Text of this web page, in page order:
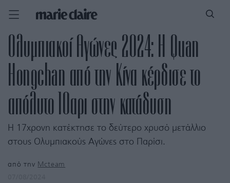
Ολυμπιακοί Αγώνες 2024: H Quan
Hongchan από την Κίνα κέρδισε το
απόλυτο 10αρι στην κατάδυση
Η 17χρονη κατέκτησε το δεύτερο χρυσό μετάλλιο
στους Ολυμπιακούς Αγώνες στο Παρίσι.
από την Mcteam